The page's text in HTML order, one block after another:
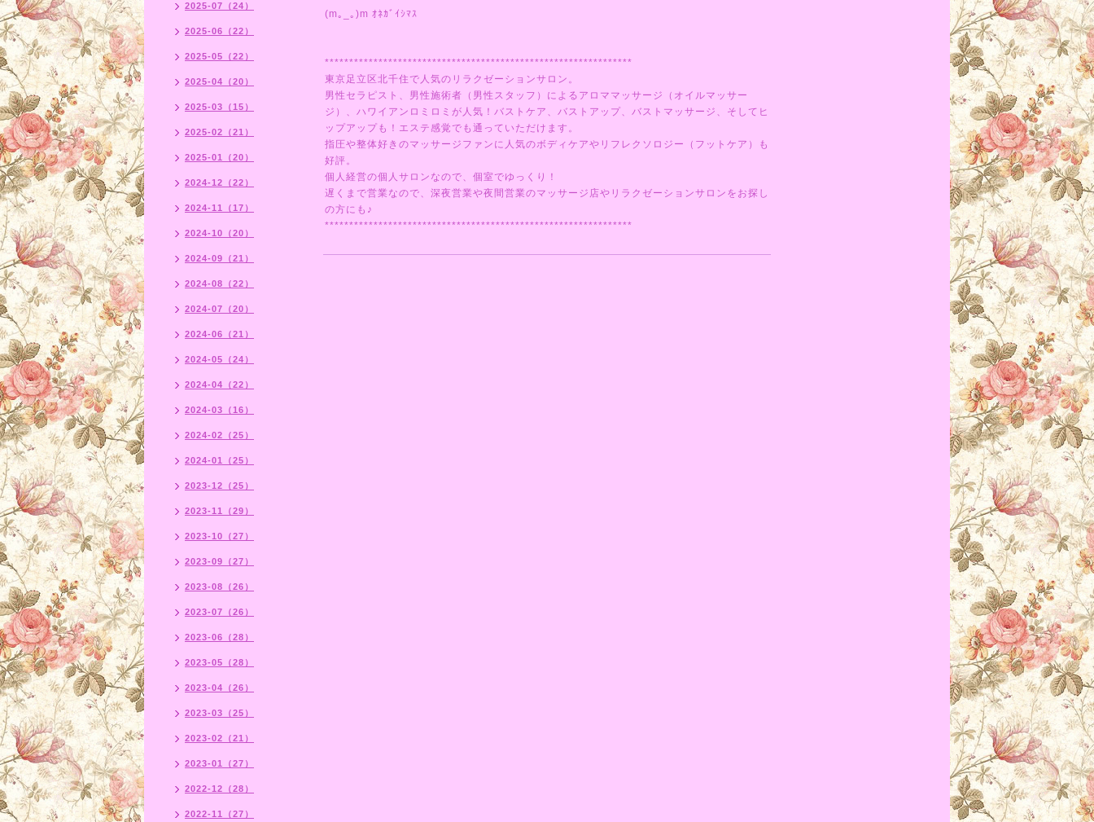
(m｡_｡)m ｵﾈｶﾞｲｼﾏｽ
***************************************************************
東京足立区北千住で人気のリラクゼーションサロン。
男性セラピスト、男性施術者（男性スタッフ）によるアロママッサージ（オイルマッサー
ジ）、ハワイアンロミロミが人気！バストケア、バストアップ、バストマッサージ、そしてヒ
ップアップも！エステ感覚でも通っていただけます。
指圧や整体好きのマッサージファンに人気のボディケアやリフレクソロジー（フットケア）も
好評。
個人経営の個人サロンなので、個室でゆっくり！
遅くまで営業なので、深夜営業や夜間営業のマッサージ店やリラクゼーションサロンをお探し
の方にも♪
***************************************************************
2025-07（24）
2025-06（22）
2025-05（22）
2025-04（20）
2025-03（15）
2025-02（21）
2025-01（20）
2024-12（22）
2024-11（17）
2024-10（20）
2024-09（21）
2024-08（22）
2024-07（20）
2024-06（21）
2024-05（24）
2024-04（22）
2024-03（16）
2024-02（25）
2024-01（25）
2023-12（25）
2023-11（29）
2023-10（27）
2023-09（27）
2023-08（26）
2023-07（26）
2023-06（28）
2023-05（28）
2023-04（26）
2023-03（25）
2023-02（21）
2023-01（27）
2022-12（28）
2022-11（27）